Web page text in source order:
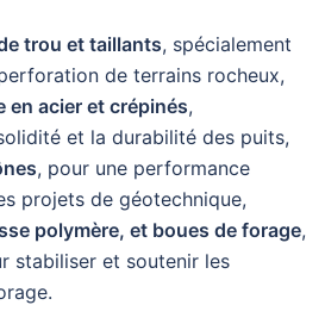
trou et taillants, spécialement
de terrains rocheux,
en acier et crépinés,
et la durabilité des puits,
, pour une performance
projets de géotechnique,
polymère, et boues de forage,
stabiliser et soutenir les